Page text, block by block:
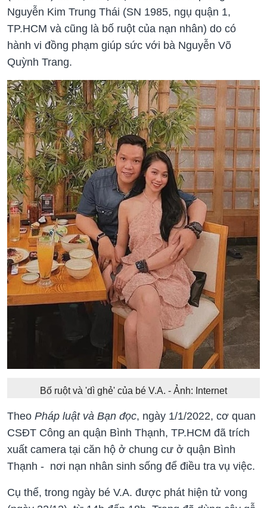
Nguyễn Kim Trung Thái (SN 1985, ngụ quận 1,
TP.HCM và cũng là bố ruột của nạn nhân) do có
hành vi đồng phạm giúp sức với bà Nguyễn Võ
Quỳnh Trang.
Bố ruột và 'dì ghẻ' của bé V.A. - Ảnh: Internet
Theo Pháp luật và Bạn đọc, ngày 1/1/2022, cơ quan
CSĐT Công an quận Bình Thạnh, TP.HCM đã trích
xuất camera tại căn hộ ở chung cư ở quận Bình
Thạnh - nơi nạn nhân sinh sống để điều tra vụ việc.
Cụ thể, trong ngày bé V.A. được phát hiện tử vong